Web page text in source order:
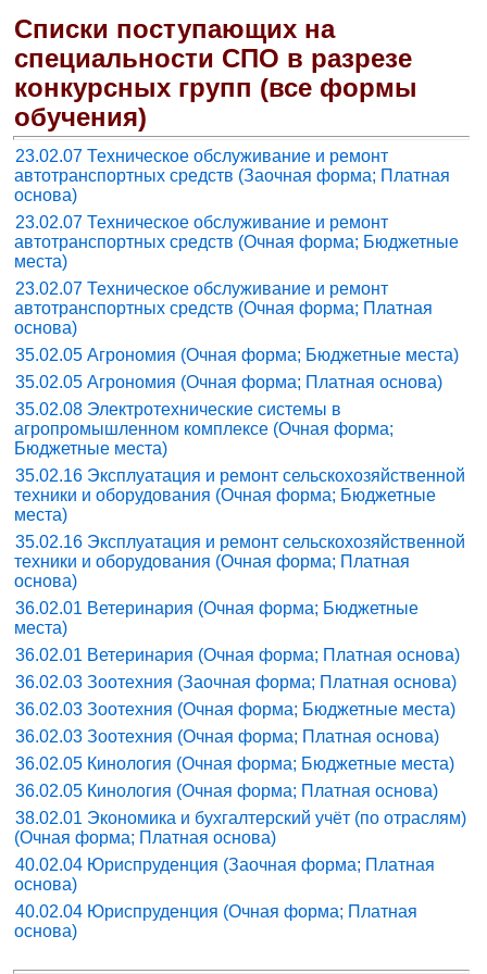
Списки поступающих на
специальности СПО в разрезе
конкурсных групп (все формы
обучения)
23.02.07 Техническое обслуживание и ремонт
автотранспортных средств (Заочная форма; Платная
основа)
23.02.07 Техническое обслуживание и ремонт
автотранспортных средств (Очная форма; Бюджетные
места)
23.02.07 Техническое обслуживание и ремонт
автотранспортных средств (Очная форма; Платная
основа)
35.02.05 Агрономия (Очная форма; Бюджетные места)
35.02.05 Агрономия (Очная форма; Платная основа)
35.02.08 Электротехнические системы в
агропромышленном комплексе (Очная форма;
Бюджетные места)
35.02.16 Эксплуатация и ремонт сельскохозяйственной
техники и оборудования (Очная форма; Бюджетные
места)
35.02.16 Эксплуатация и ремонт сельскохозяйственной
техники и оборудования (Очная форма; Платная
основа)
36.02.01 Ветеринария (Очная форма; Бюджетные
места)
36.02.01 Ветеринария (Очная форма; Платная основа)
36.02.03 Зоотехния (Заочная форма; Платная основа)
36.02.03 Зоотехния (Очная форма; Бюджетные места)
36.02.03 Зоотехния (Очная форма; Платная основа)
36.02.05 Кинология (Очная форма; Бюджетные места)
36.02.05 Кинология (Очная форма; Платная основа)
38.02.01 Экономика и бухгалтерский учёт (по отраслям)
(Очная форма; Платная основа)
40.02.04 Юриспруденция (Заочная форма; Платная
основа)
40.02.04 Юриспруденция (Очная форма; Платная
основа)